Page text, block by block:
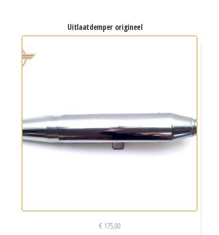
uitlaatdemper origineel
€175,00